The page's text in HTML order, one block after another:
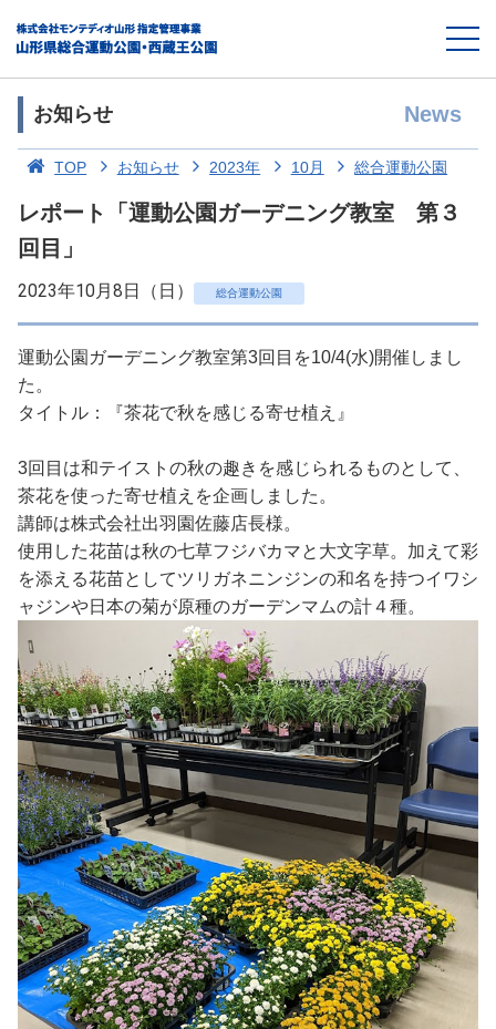
お知らせ News
TOP お知らせ 2023年 10月 総合運動公園
レポート「運動公園ガーデニング教室 第３
回目」
2023年10月8日（日） 総合運動公園
運動公園ガーデニング教室第3回目を10/4(水)開催しまし
た。
タイトル：『茶花で秋を感じる寄せ植え』
3回目は和テイストの秋の趣きを感じられるものとして、
茶花を使った寄せ植えを企画しました。
講師は株式会社出羽園佐藤店長様。
使用した花苗は秋の七草フジバカマと大文字草。加えて彩
を添える花苗としてツリガネニンジンの和名を持つイワシ
ャジンや日本の菊が原種のガーデンマムの計４種。